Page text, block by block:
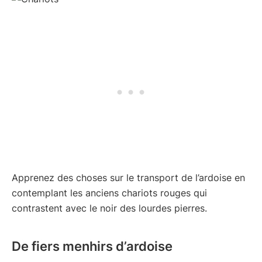
Apprenez des choses sur le transport de l’ardoise en
contemplant les anciens chariots rouges qui
contrastent avec le noir des lourdes pierres.
De fiers menhirs d’ardoise